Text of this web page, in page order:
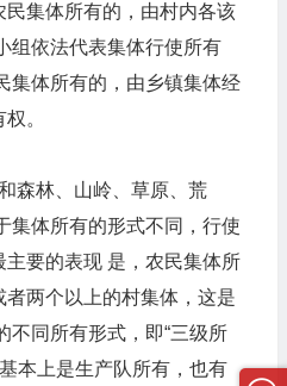
集体所有的，由村内各该
组依法代表集体行使所有
集体所有的，由乡镇集体经
。
林、山岭、草原、荒
集体所有的形式不同，行使
要的表现 是，农民集体所
两个以上的村集体，这是
不同所有形式，即“三级所
本上是生产队所有，也有